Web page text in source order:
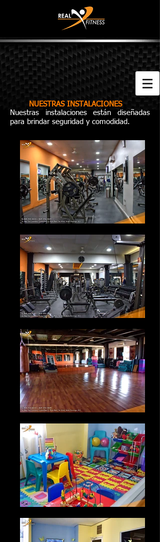
NUESTRAS INSTALACIONES
Nuestras instalaciones están diseñadas
para brindar seguridad y comodidad.